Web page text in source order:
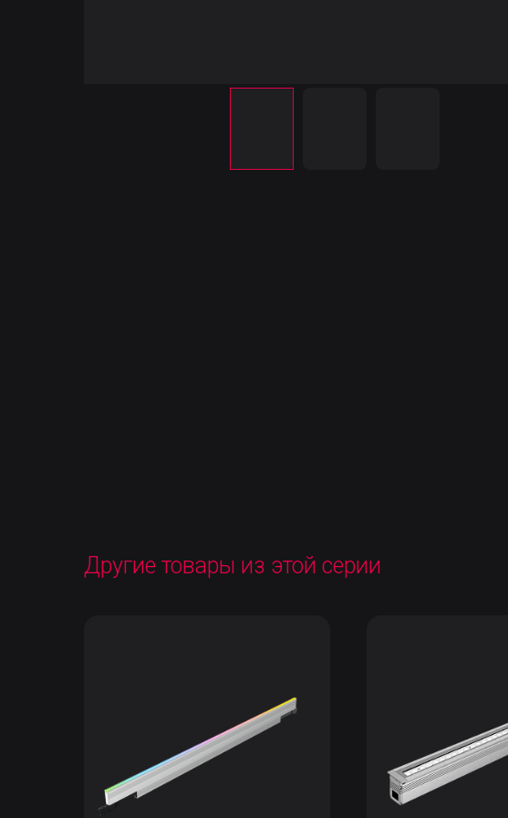
Другие товары из этой серии